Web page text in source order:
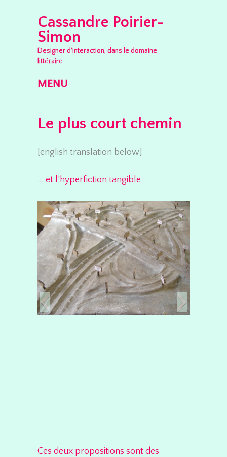
Cassandre Poirier-
Simon
Designer d'interaction, dans le domaine
littéraire
MENU
Le plus court chemin
[english translation below]
… et l’hyperfiction tangible
Ces deux propositions sont des